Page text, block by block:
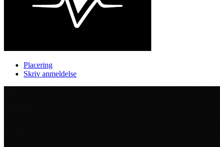
Placering
Skriv anmeldelse